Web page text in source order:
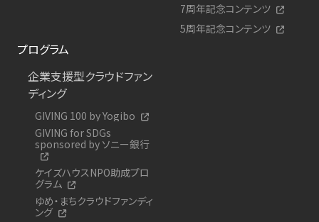
7周年記念コンテンツ
5周年記念コンテンツ
プログラム
企業支援型クラウドファン
ディング
GIVING 100 by Yogibo
GIVING for SDGs
sponsored by ソニー銀行
ケイズハウスNPO助成プロ
グラム
ゆめ・まちクラウドファンディ
ング